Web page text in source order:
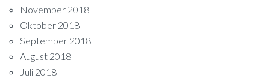
November 2018
Oktober 2018
September 2018
August 2018
Juli 2018